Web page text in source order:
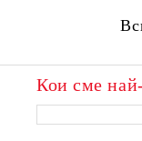
Кои сме